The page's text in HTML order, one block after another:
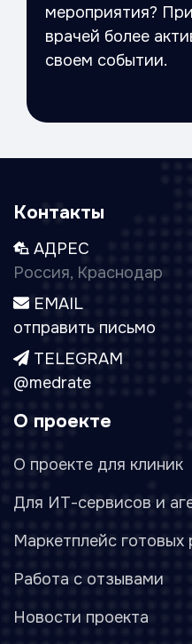
мероприятия?
врачей более
своем событии.
Контакты
АДРЕС
Россия, Краснодар
EMAIL
отправить письмо
TELEGRAM
@medrate
О проекте
О проекте для клиник
Для ИТ-сервисов и
Маркетплейс готовых
Работа с отзывами
Новости проекта